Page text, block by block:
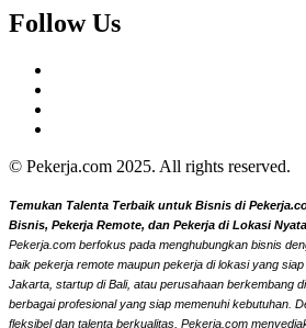
Follow Us
© Pekerja.com 2025. All rights reserved.
Temukan Talenta Terbaik untuk Bisnis di
Bisnis, Pekerja Remote, dan Pekerja di Lokasi
Pekerja.com berfokus pada menghubungkan bisnis
baik pekerja remote maupun pekerja di lokasi yang
Jakarta, startup di Bali, atau perusahaan berkembang
berbagai profesional yang siap memenuhi kebutuhan.
fleksibel dan talenta berkualitas, Pekerja.com